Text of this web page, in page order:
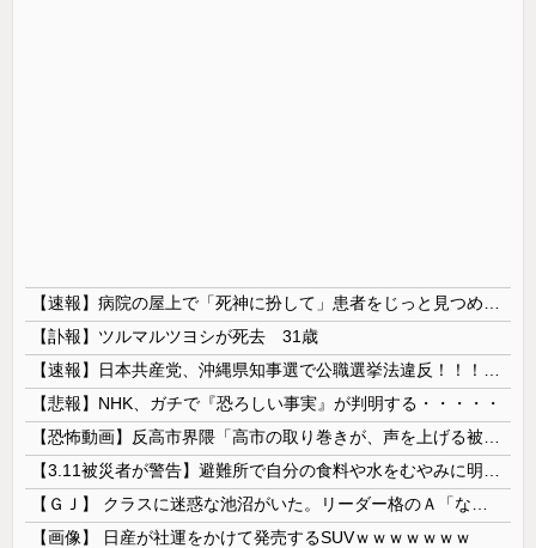
【訃報】ツルマルツヨシが死去 31歳
【悲報】NHK、ガチで『恐ろしい事実』が判明する・・・・・
【画像】 日産が社運をかけて発売するSUVｗｗｗｗｗｗｗ